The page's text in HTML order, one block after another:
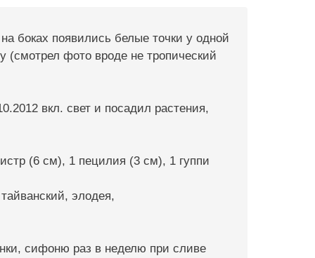
боках появились белые точки у одной
(смотрел фото вроде не тропический
вкл. свет и посадил растения,
(6 см), 1 пецилия (3 см), 1 гуппи
элодея,
сифоню раз в неделю при сливе